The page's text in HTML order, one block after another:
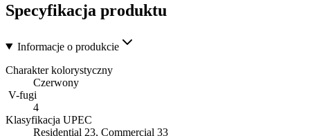
Specyfikacja produktu
Informacje o produkcie
Charakter kolorystyczny
Czerwony
V-fugi
4
Klasyfikacja UPEC
Residential 23, Commercial 33